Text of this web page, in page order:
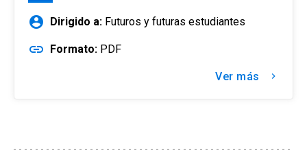
account_circle Dirigido a: Futuros y futuras estudiantes
link Formato: PDF
Ver más keyboard_arrow_right